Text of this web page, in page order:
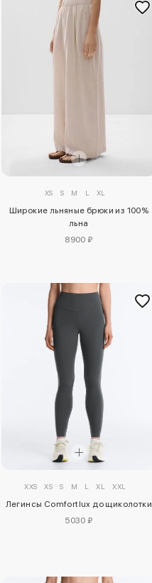
XS S M L XL
Широкие льняные брюки из 100%
льна
8900 ₽
XXS XS S M L XL XXL
Легинсы Comfortlux до щиколотки
5030 ₽